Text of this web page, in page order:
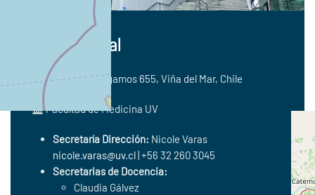
Casa Central
Dirección: Angamos 655, Viña del Mar, Chile
Facultad de Medicina UV
Secretaría Dirección: Nicole Varas
nicole.varas@uv.cl| +56 32 260 3045
Secretarias de Docencia:
Claudia Gálvez